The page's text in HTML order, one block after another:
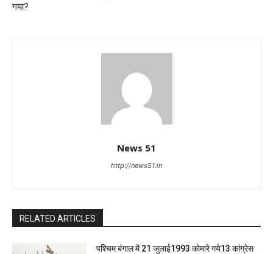
गया?
News 51
http://news51.in
RELATED ARTICLES
पश्चिम बंगाल में 21 जुलाई1993 कोमारे गये13 कांग्रेस